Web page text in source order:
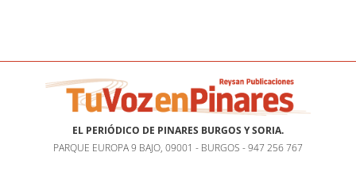
EL PERIÓDICO DE PINARES BURGOS Y SORIA.
PARQUE EUROPA 9 BAJO, 09001 - BURGOS - 947 256 767